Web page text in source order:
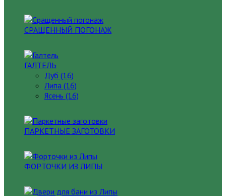
СРАЩЕННЫЙ ПОГОНАЖ
ГАЛТЕЛЬ
Дуб (16)
Липа (16)
Ясень (16)
ПАРКЕТНЫЕ ЗАГОТОВКИ
ФОРТОЧКИ ИЗ ЛИПЫ